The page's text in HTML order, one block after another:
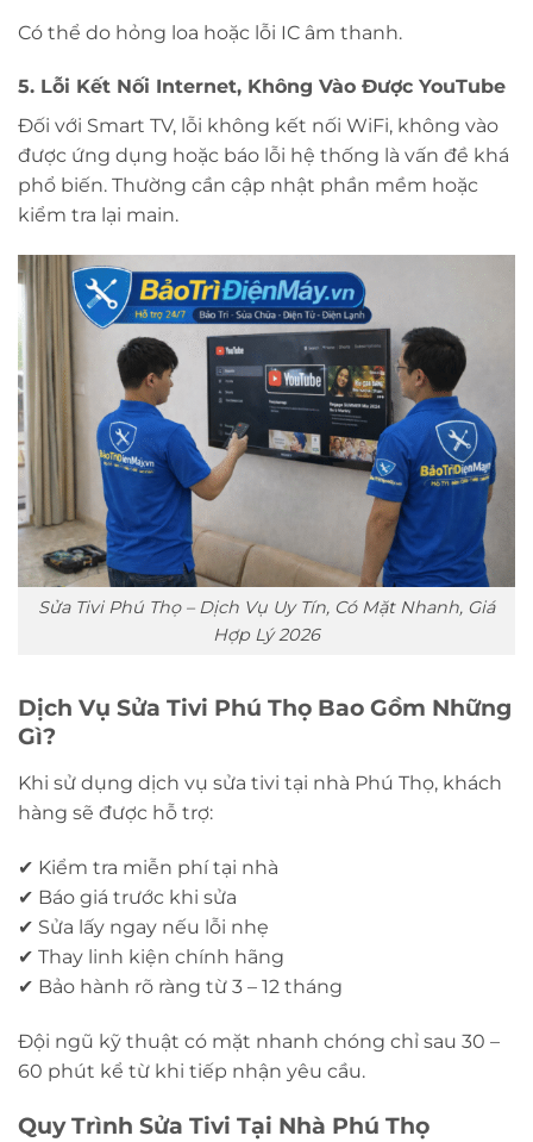
Có thể do hỏng loa hoặc lỗi IC âm thanh.
5. Lỗi Kết Nối Internet, Không Vào Được YouTube
Đối với Smart TV, lỗi không kết nối WiFi, không vào
được ứng dụng hoặc báo lỗi hệ thống là vấn đề khá
phổ biến. Thường cần cập nhật phần mềm hoặc
kiểm tra lại main.
Sửa Tivi Phú Thọ – Dịch Vụ Uy Tín, Có Mặt Nhanh, Giá
Hợp Lý 2026
Dịch Vụ Sửa Tivi Phú Thọ Bao Gồm Những
Gì?
Khi sử dụng dịch vụ sửa tivi tại nhà Phú Thọ, khách
hàng sẽ được hỗ trợ:
✔ Kiểm tra miễn phí tại nhà
✔ Báo giá trước khi sửa
✔ Sửa lấy ngay nếu lỗi nhẹ
✔ Thay linh kiện chính hãng
✔ Bảo hành rõ ràng từ 3 – 12 tháng
Đội ngũ kỹ thuật có mặt nhanh chóng chỉ sau 30 –
60 phút kể từ khi tiếp nhận yêu cầu.
Quy Trình Sửa Tivi Tại Nhà Phú Thọ